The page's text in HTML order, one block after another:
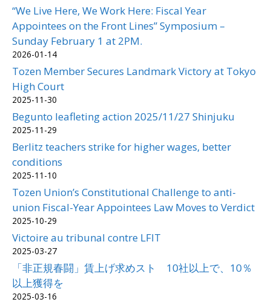
“We Live Here, We Work Here: Fiscal Year
Appointees on the Front Lines” Symposium –
Sunday February 1 at 2PM.
2026-01-14
Tozen Member Secures Landmark Victory at Tokyo
High Court
2025-11-30
Begunto leafleting action 2025/11/27 Shinjuku
2025-11-29
Berlitz teachers strike for higher wages, better
conditions
2025-11-10
Tozen Union’s Constitutional Challenge to anti-
union Fiscal-Year Appointees Law Moves to Verdict
2025-10-29
Victoire au tribunal contre LFIT
2025-03-27
「非正規春闘」賃上げ求めスト 10社以上で、10％
以上獲得を
2025-03-16